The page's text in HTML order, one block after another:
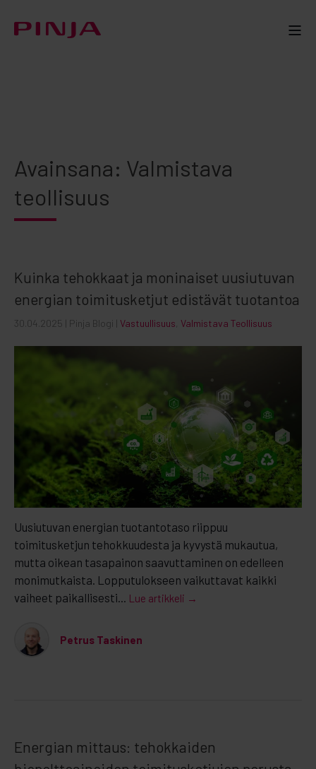
Avainsana: Valmistava
teollisuus
Kuinka tehokkaat ja moninaiset uusiutuvan
energian toimitusketjut edistävät tuotantoa
30.04.2025 | Pinja Blogi | Vastuullisuus Valmistava Teollisuus
Uusiutuvan energian tuotantotaso riippuu
toimitusketjun tehokkuudesta ja kyvystä mukautua,
mutta oikean tasapainon saavuttaminen on edelleen
monimutkaista. Lopputulokseen vaikuttavat kaikki
vaiheet paikallisesti... Lue artikkeli →
Petrus Taskinen
Energian mittaus: tehokkaiden